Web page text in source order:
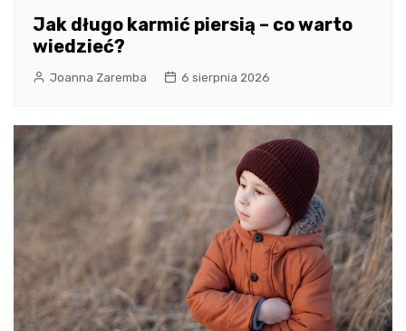
Jak długo karmić piersią – co warto
wiedzieć?
Joanna Zaremba 6 sierpnia 2026